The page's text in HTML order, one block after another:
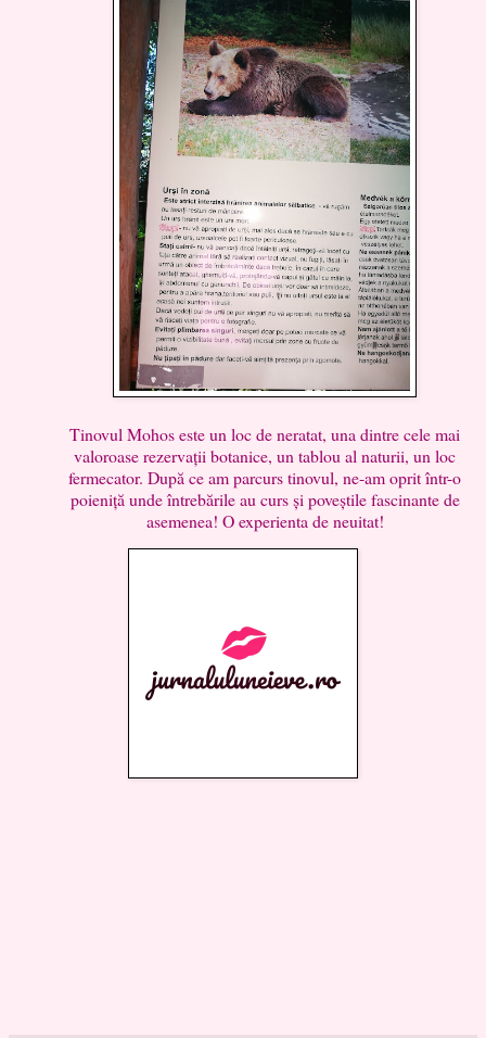
Tinovul Mohos este un loc de neratat, una dintre cele mai
valoroase rezervații botanice, un tablou al naturii, un loc
fermecator. După ce am parcurs tinovul, ne-am oprit într-o
poieniță unde întrebările au curs și poveștile fascinante de
asemenea! O experienta de neuitat!